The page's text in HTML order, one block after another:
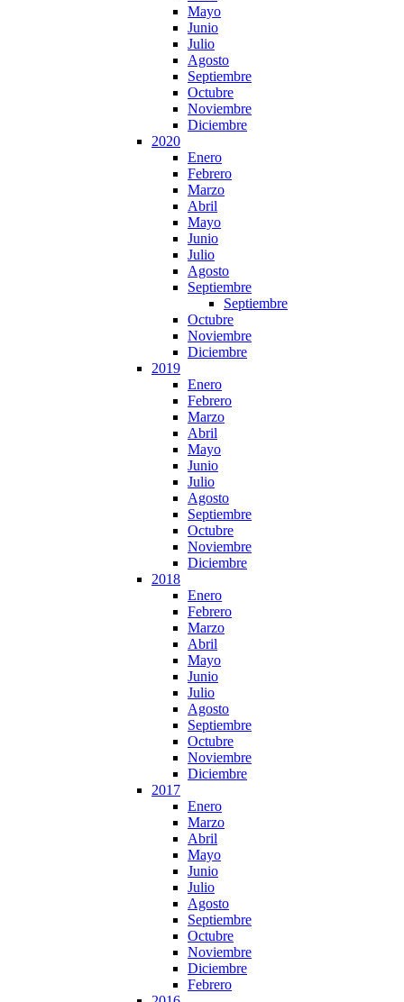
Mayo
Junio
Julio
Agosto
Septiembre
Octubre
Noviembre
Diciembre
2020
Enero
Febrero
Marzo
Abril
Mayo
Junio
Julio
Agosto
Septiembre
Septiembre
Octubre
Noviembre
Diciembre
2019
Enero
Febrero
Marzo
Abril
Mayo
Junio
Julio
Agosto
Septiembre
Octubre
Noviembre
Diciembre
2018
Enero
Febrero
Marzo
Abril
Mayo
Junio
Julio
Agosto
Septiembre
Octubre
Noviembre
Diciembre
2017
Enero
Marzo
Abril
Mayo
Junio
Julio
Agosto
Septiembre
Octubre
Noviembre
Diciembre
Febrero